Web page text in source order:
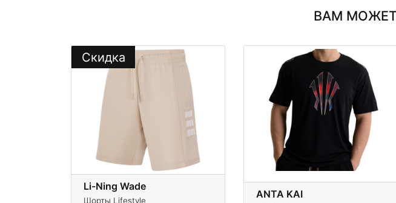
ВАМ
Скидка
Li-Ning Wade
Шорты Lifestyle
ANTA KAI